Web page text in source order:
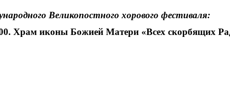
Великопостного хорового фестиваля:
Храм иконы Божией Матери «Всех скорбящих